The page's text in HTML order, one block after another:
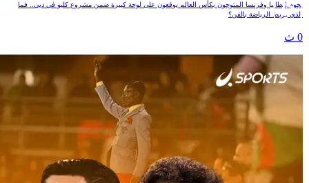
نجوم إيطاليا وفرنسا المتوجون بكأس العالم يوقعون على لوحة كبيرة ضمن مشروع كليو في دبي.. فما
الذي يربط الرياضة بالفن؟